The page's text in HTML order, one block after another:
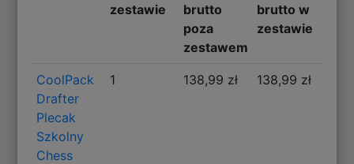
zestawie
brutto
poza
zestawem
brutto w
zestawie
CoolPack
Drafter
Plecak
Szkolny
Chess
1 138,99 zł 138,99 zł